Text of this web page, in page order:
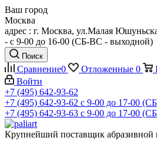
Ваш город
Москва
адрес : г. Москва, ул.Малая
- c 9-00 до 16-00 (СБ-ВС - выходной)
Поиск
Сравнение0 Отложенные 0
Войти
+7 (495) 642-93-62
+7 (495) 642-93-62 c 9-00 до 17-00
+7 (495) 642-93-63 c 9-00 до 17-00
Крупнейший поставщик абразивной